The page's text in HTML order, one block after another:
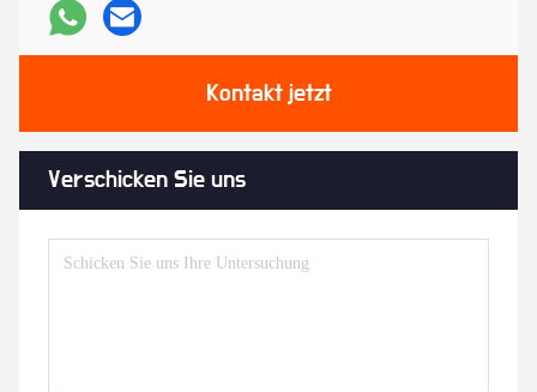
Kontakt jetzt
Verschicken Sie uns